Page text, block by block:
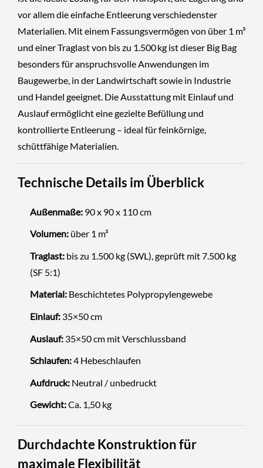
vor allem die einfache Entleerung verschiedenster
Materialien. Mit einem Fassungsvermögen von über 1 m³
und einer Traglast von bis zu 1.500 kg ist dieser Big Bag
besonders für anspruchsvolle Anwendungen im
Baugewerbe, in der Landwirtschaft sowie in Industrie
und Handel geeignet. Die Ausstattung mit Einlauf und
Auslauf ermöglicht eine gezielte Befüllung und
kontrollierte Entleerung – ideal für feinkörnige,
schüttfähige Materialien.
Technische Details im Überblick
Außenmaße:90 x 90 x 110 cm
Volumen:über 1 m³
Traglast:bis zu 1.500 kg (SWL), geprüft mit 7.500 kg
(SF 5:1)
Material:Beschichtetes Polypropylengewebe
Einlauf:35×50 cm
Auslauf:35×50 cm mit Verschlussband
Schlaufen:4 Hebeschlaufen
Aufdruck:Neutral / unbedruckt
Gewicht:Ca. 1,50 kg
Durchdachte Konstruktion für
maximale Flexibilität